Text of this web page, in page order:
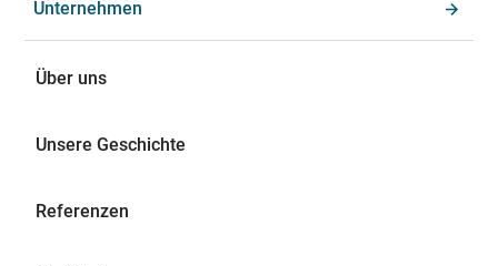
Unternehmen
Über uns
Unsere Geschichte
Referenzen